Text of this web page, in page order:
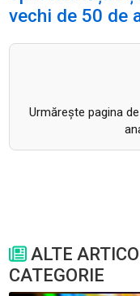
vechi de 50 de
Urmăreşte pagina
ALTE
CATEGORIE